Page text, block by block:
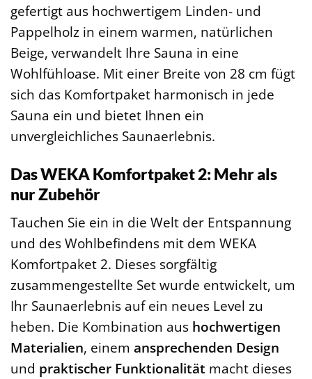
gefertigt aus hochwertigem Linden- und
Pappelholz in einem warmen, natürlichen
Beige, verwandelt Ihre Sauna in eine
Wohlfühloase. Mit einer Breite von 28 cm fügt
sich das Komfortpaket harmonisch in jede
Sauna ein und bietet Ihnen ein
unvergleichliches Saunaerlebnis.
Das WEKA Komfortpaket 2: Mehr als
nur Zubehör
Tauchen Sie ein in die Welt der Entspannung
und des Wohlbefindens mit dem WEKA
Komfortpaket 2. Dieses sorgfältig
zusammengestellte Set wurde entwickelt, um
Ihr Saunaerlebnis auf ein neues Level zu
heben. Die Kombination aus hochwertigen
Materialien, einem ansprechenden Design
und praktischer Funktionalität macht dieses